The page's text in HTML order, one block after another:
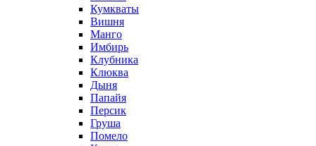
Кумкваты
Вишня
Манго
Имбирь
Клубника
Клюква
Дыня
Папайя
Персик
Груша
Помело